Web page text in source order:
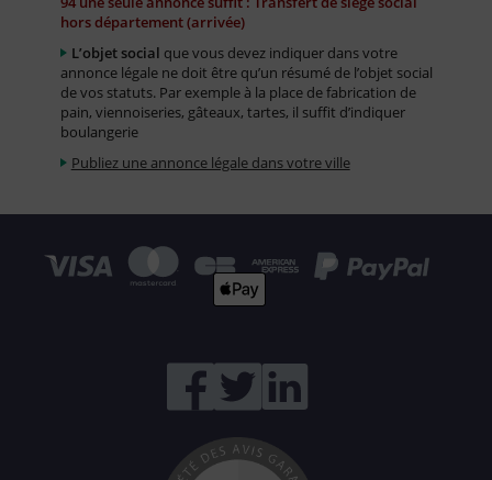
hors département (arrivée)
L’objet social que vous devez indiquer dans votre
annonce légale ne doit être qu’un résumé de l’objet social
de vos statuts. Par exemple à la place de fabrication de
pain, viennoiseries, gâteaux, tartes, il suffit d’indiquer
boulangerie
Publiez une annonce légale dans votre ville